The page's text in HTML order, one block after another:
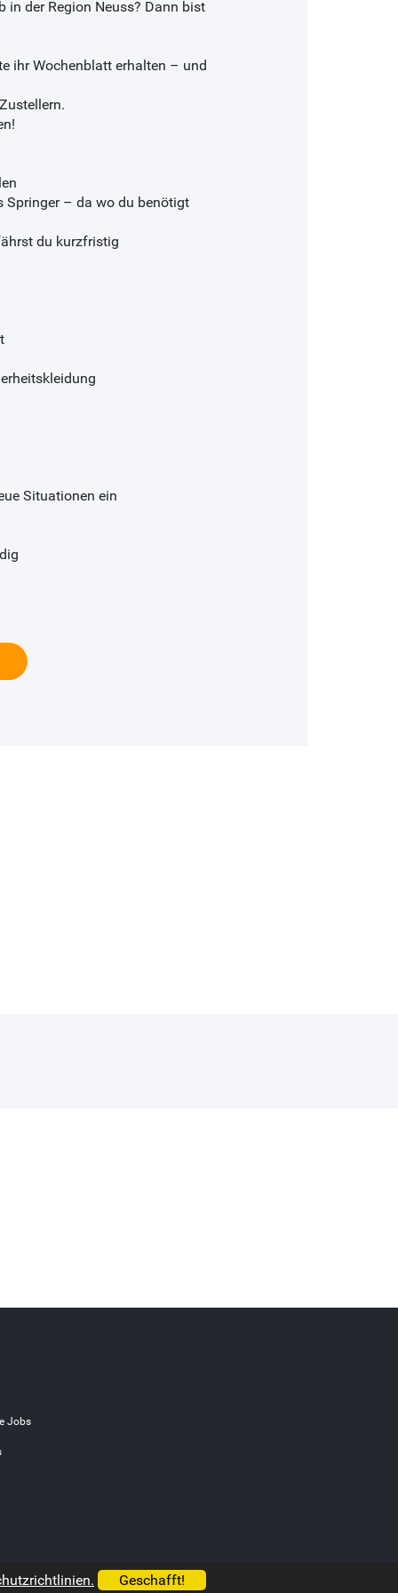
in der Region Neuss? Dann bist
ihr Wochenblatt erhalten – und
Springer – da wo du benötigt
du kurzfristig
Situationen ein
Jobs
Geschafft!